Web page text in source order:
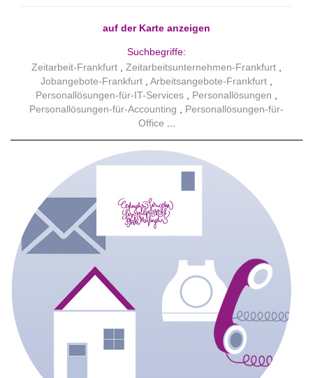
auf der Karte anzeigen
Suchbegriffe:
Zeitarbeit-Frankfurt
Zeitarbeitsunternehmen-Frankfurt
Jobangebote-Frankfurt
Arbeitsangebote-Frankfurt
Personallösungen-für-IT-Services
Personallösungen
Personallösungen-für-Accounting
Personallösungen-für-
Office